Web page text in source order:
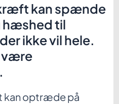
kan spænde
hæshed til
ikke vil hele.
være
kan optræde på